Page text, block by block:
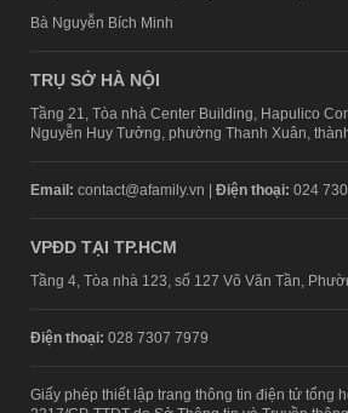
Bà Nguyễn Bích Minh
TRỤ SỞ HÀ NỘI
Tầng 21, Tòa nhà Center Building, Hapulico
Nguyễn Huy Tưởng, phường Thanh Xuân,
Email: contact@afamily.vn | Điện thoại: 024
VPĐD TẠI TP.HCM
Tầng 4, Tòa nhà 123, số 127 Võ Văn Tần,
Điện thoại: 028 7307 7979
Giấy phép thiết lập trang thông tin điện tử tổng